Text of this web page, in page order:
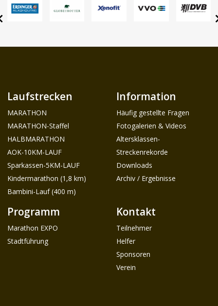
Laufstrecken
MARATHON
MARATHON-Staffel
HALBMARATHON
AOK-10KM-LAUF
Sparkassen-5KM-LAUF
Kindermarathon (1,8 km)
Bambini-Lauf (400 m)
Information
Häufig gestellte Fragen
Fotogalerien & Videos
Altersklassen-
Streckenrekorde
Downloads
Archiv / Ergebnisse
Programm
Marathon EXPO
Stadtführung
Kontakt
Teilnehmer
Helfer
Sponsoren
Verein